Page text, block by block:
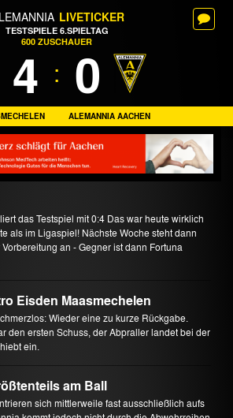
LIVETICKER
4 : 0
ALEMANNIA AACHEN
TESTSPIELE 6.SPIELTAG
600 ZUSCHAUER
das Testspiel mit 0:4 Das war heute wirklich
als im Ligaspiel! Nächste Woche steht dann
an - Gegner ist dann Fortuna
Eisden Maasmechelen
Wieder eine zu kurze Rückgabe.
den ersten Schuss, der Abpraller landet bei der
ein.
am Ball
sich mittlerweile fast ausschließlich aufs